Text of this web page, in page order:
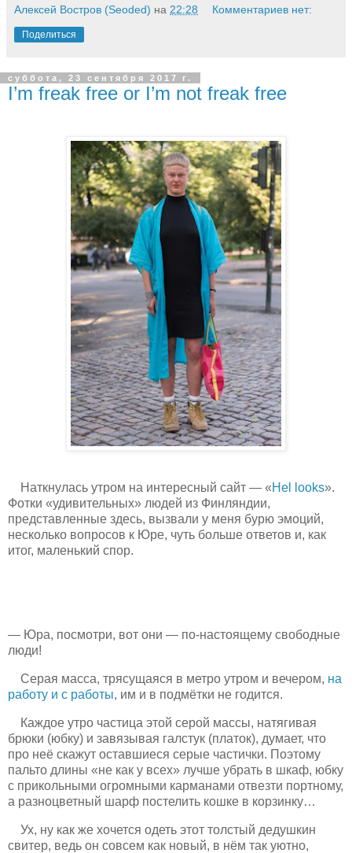
Алексей Востров (Seoded) на 22:28 Комментариев нет:
Поделиться
суббота, 23 сентября 2017 г.
I’m freak free or I’m not freak free
Наткнулась утром на интересный сайт — «Hel looks».
Фотки «удивительных» людей из Финляндии,
представленные здесь, вызвали у меня бурю эмоций,
несколько вопросов к Юре, чуть больше ответов и, как
итог, маленький спор.
— Юра, посмотри, вот они — по-настоящему свободные
люди!
Серая масса, трясущаяся в метро утром и вечером, на
работу и с работы, им и в подмётки не годится.
Каждое утро частица этой серой массы, натягивая
брюки (юбку) и завязывая галстук (платок), думает, что
про неё скажут оставшиеся серые частички. Поэтому
пальто длины «не как у всех» лучше убрать в шкаф, юбку
с прикольными огромными карманами отвезти портному,
а разноцветный шарф постелить кошке в корзинку…
Ух, ну как же хочется одеть этот толстый дедушкин
свитер, ведь он совсем как новый, в нём так уютно,